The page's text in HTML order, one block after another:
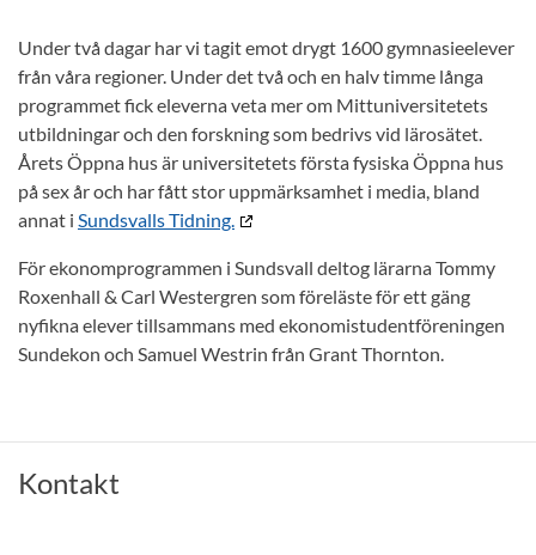
Under två dagar har vi tagit emot drygt 1600 gymnasieelever
från våra regioner. Under det två och en halv timme långa
programmet fick eleverna veta mer om Mittuniversitetets
utbildningar och den forskning som bedrivs vid lärosätet.
Årets Öppna hus är universitetets första fysiska Öppna hus
på sex år och har fått stor uppmärksamhet i media, bland
annat i Sundsvalls Tidning.
För ekonomprogrammen i Sundsvall deltog lärarna Tommy
Roxenhall & Carl Westergren som föreläste för ett gäng
nyfikna elever tillsammans med ekonomistudentföreningen
Sundekon och Samuel Westrin från Grant Thornton.
Kontakt